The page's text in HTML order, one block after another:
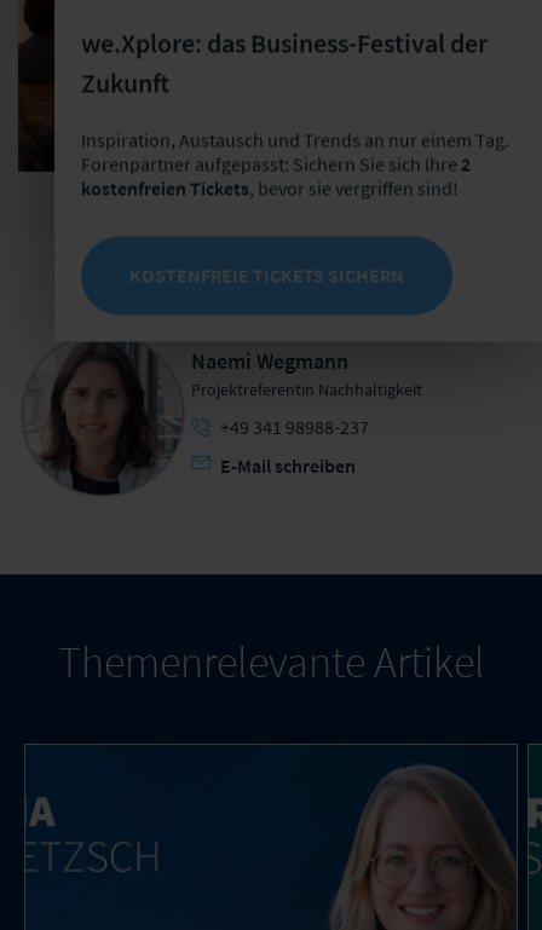
Naemi Wegmann
Projektreferentin Nachhaltigkeit
+49 341 98988-237
E-Mail schreiben
Themenrelevante Artikel
we.Xplore: das Business-Festival der
Zukunft
Inspiration, Austausch und Trends an nur einem Tag.
Forenpartner aufgepasst: Sichern Sie sich Ihre 2
kostenfreien Tickets, bevor sie vergriffen sind!
KOSTENFREIE TICKETS SICHERN